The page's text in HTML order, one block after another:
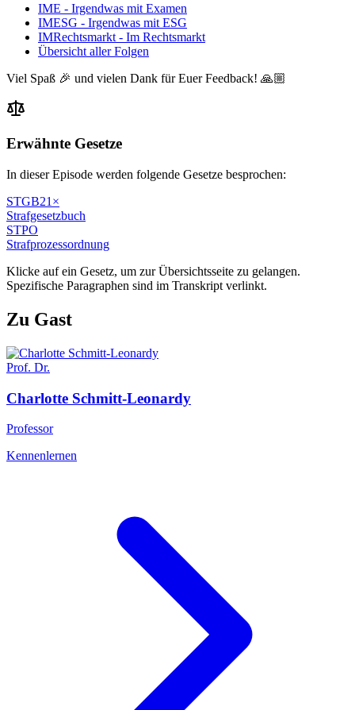
IME - Irgendwas mit Examen
IMESG - Irgendwas mit ESG
IMRechtsmarkt - Im Rechtsmarkt
Übersicht aller Folgen
Viel Spaß 🎉 und vielen Dank für Euer Feedback! 🙏🏼
Erwähnte Gesetze
In dieser Episode werden folgende Gesetze besprochen:
STGB21 ×
Strafgesetzbuch
STPO
Strafprozessordnung
Klicke auf ein Gesetz, um zur Übersichtsseite zu gelangen.
Spezifische Paragraphen sind im Transkript verlinkt.
Zu Gast
Prof. Dr.
Charlotte Schmitt-Leonardy
Professor
Kennenlernen